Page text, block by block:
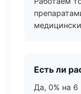
Есть ли
Да, 0% на 6